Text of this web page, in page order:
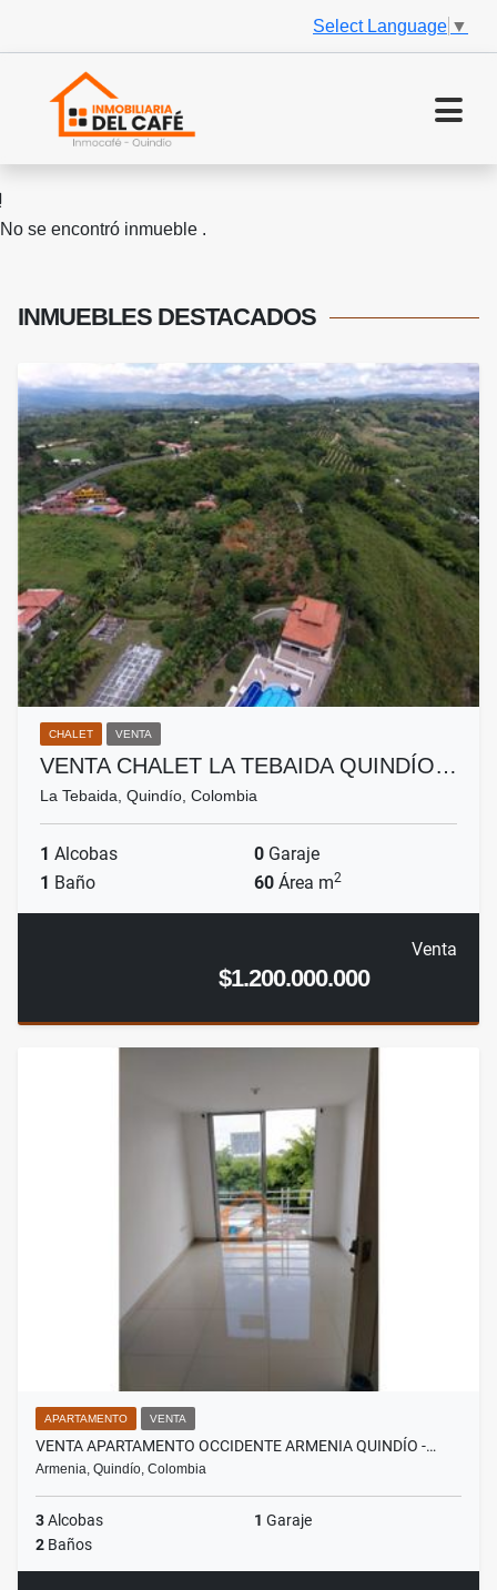
Select Language ▼
No se encontró inmueble .
INMUEBLES DESTACADOS
CHALET VENTA
VENTA CHALET LA TEBAIDA QUINDÍO…
La Tebaida, Quindío, Colombia
1 Alcobas 0 Garaje
1 Baño 60 Área m2
Venta
$1.200.000.000
APARTAMENTO VENTA
VENTA APARTAMENTO OCCIDENTE ARMENIA QUINDÍO -…
Armenia, Quindío, Colombia
3Alcobas 1 Garaje
2 Baños